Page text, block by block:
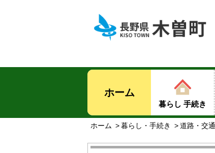
ホーム
暮らし 手続き
ホーム 暮らし・手続き 道路・交通